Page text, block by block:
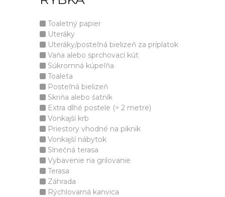
Toaletný papier
Uteráky
Uteráky/posteľná bielizeň za príplatok
Vaňa alebo sprchovací kút
Súkromná kúpeľňa
Toaleta
Posteľná bielizeň
Skriňa alebo šatník
Extra dlhé postele (> 2 metre)
Vonkajší krb
Priestory vhodné na piknik
Vonkajší nábytok
Slnečná terasa
Vybavenie na grilovanie
Terasa
Záhrada
Rýchlovarná kanvica